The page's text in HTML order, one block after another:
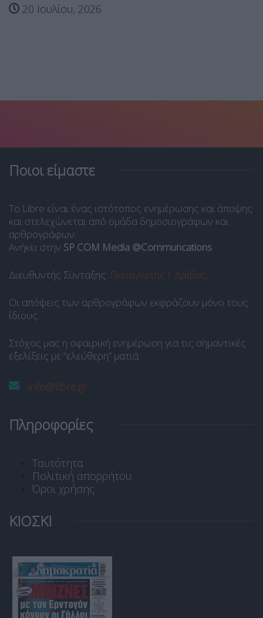
20 Ιουλίου, 2026
Ποιοι είμαστε
Το Libre είναι ένας ιστότοπος ενημέρωσης και άποψης
και στελεχώνεται από ομάδα δημοσιογράφων και
αρθρογράφων.
Ανήκει στην SP COM Media @Communcations.
Διευθυντής Σύνταξης: Παναγιώτης Ι. Δρίβας.
Οι απόψεις των αρθρογράφων εκφράζουν μόνο τους
ίδιους.
Στόχος μας η σφαιρική ενημέρωση για τις σημαντικές
εξελίξεις με “ελεύθερη” ματιά.
info@libre.gr
Πληροφορίες
Ταυτότητα
Πολιτική απορρήτου
Όροι χρήσης
ΚΙΟΣΚΙ